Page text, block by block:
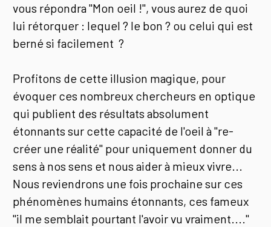
vous répondra "Mon oeil !", vous aurez de quoi
lui rétorquer : lequel ? le bon ? ou celui qui est
berné si facilement ?
Profitons de cette illusion magique, pour
évoquer ces nombreux chercheurs en optique
qui publient des résultats absolument
étonnants sur cette capacité de l'oeil à "re-
créer une réalité" pour uniquement donner du
sens à nos sens et nous aider à mieux vivre...
Nous reviendrons une fois prochaine sur ces
phénomènes humains étonnants, ces fameux
"il me semblait pourtant l'avoir vu vraiment...."